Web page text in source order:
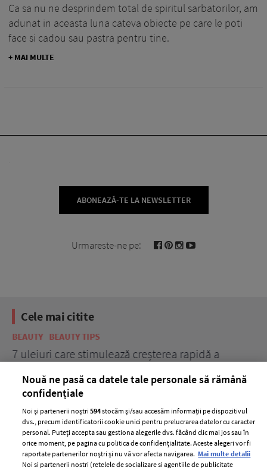
Ca sa nu ne desprindem total de spiritul sarbatorilor, am
adunat in aceasta luna cateva obiecte pe care le poti
face si cadou sau pastra pentru tine.
+ MAI MULTE
ABONEAZĂ-TE LA NEWSLETTER
Urmareste-ne pe:
Cele mai citite
BEAUTY BEAUTY TIPS
7 uleiuri care stimulează creșterea rapidă a
Nouă ne pasă ca datele tale personale să rămână
confidențiale
Noi și partenerii noștri594stocăm și/sau accesăm informații pe dispozitivul
dvs., precum identificatorii cookie unici pentru prelucrarea datelor cu caracter
personal. Puteți accepta sau gestiona alegerile dvs. făcând clic mai jos sau în
orice moment, pe pagina cu politica de confidențialitate. Aceste alegeri vor fi
raportate partenerilor noștri și nu vă vor afecta navigarea. Mai multe detalii
Noi si partenerii nostri (retelele de socializare si agentiile de publicitate